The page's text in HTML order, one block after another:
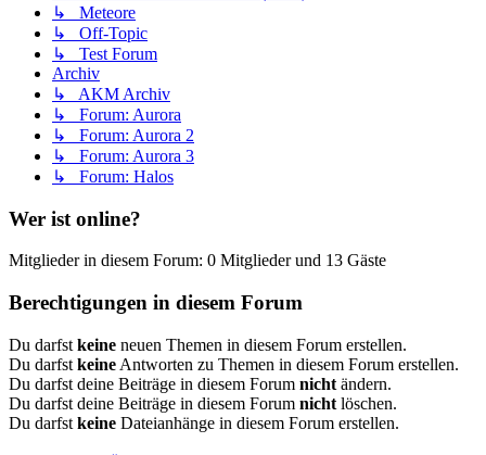
↳ Meteore
↳ Off-Topic
↳ Test Forum
Archiv
↳ AKM Archiv
↳ Forum: Aurora
↳ Forum: Aurora 2
↳ Forum: Aurora 3
↳ Forum: Halos
Wer ist online?
Mitglieder in diesem Forum: 0 Mitglieder und 13 Gäste
Berechtigungen in diesem Forum
Du darfst keine neuen Themen in diesem Forum erstellen.
Du darfst keine Antworten zu Themen in diesem Forum erstellen.
Du darfst deine Beiträge in diesem Forum nicht ändern.
Du darfst deine Beiträge in diesem Forum nicht löschen.
Du darfst keine Dateianhänge in diesem Forum erstellen.